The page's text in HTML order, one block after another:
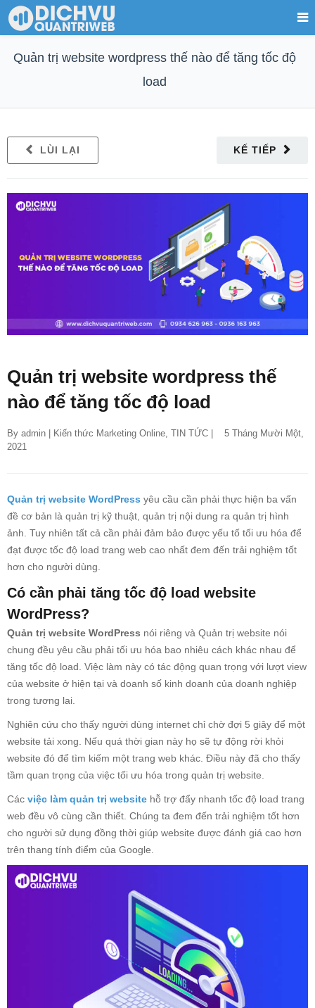
Quản trị website wordpress thế nào để tăng tốc độ
load
KẾ TIẾP
LÙI LẠI
Quản trị website wordpress thế
nào để tăng tốc độ load
By admin | Kiến thức Marketing Online TIN TỨC |    5 Tháng Mười Một,
2021
Quản trị website WordPress yêu cầu cần phải thực hiện ba vấn
đề cơ bản là quản trị kỹ thuật, quản trị nội dung ra quản trị hình
ảnh. Tuy nhiên tất cả cần phải đảm bảo được yếu tố tối ưu hóa để
đạt được tốc độ load trang web cao nhất đem đến trải nghiệm tốt
hơn cho người dùng.
Có cần phải tăng tốc độ load website
WordPress?
Quản trị website WordPress nói riêng và Quản trị website nói
chung đều yêu cầu phải tối ưu hóa bao nhiêu cách khác nhau để
tăng tốc độ load. Việc làm này có tác động quan trọng với lượt view
của website ở hiện tại và doanh số kinh doanh của doanh nghiệp
trong tương lai.
Nghiên cứu cho thấy người dùng internet chỉ chờ đợi 5 giây để một
website tải xong. Nếu quá thời gian này họ sẽ tự động rời khỏi
website đó để tìm kiếm một trang web khác. Điều này đã cho thấy
tầm quan trọng của việc tối ưu hóa trong quản trị website.
Các việc làm quản trị website hỗ trợ đẩy nhanh tốc độ load trang
web đều vô cùng cần thiết. Chúng ta đem đến trải nghiệm tốt hơn
cho người sử dụng đồng thời giúp website được đánh giá cao hơn
trên thang tính điểm của Google.